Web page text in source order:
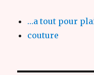
…a tout pour
couture